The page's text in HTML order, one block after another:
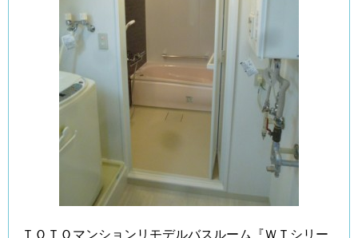
ＴＯＴＯマンションリモデルバスルーム『ＷＴシリー